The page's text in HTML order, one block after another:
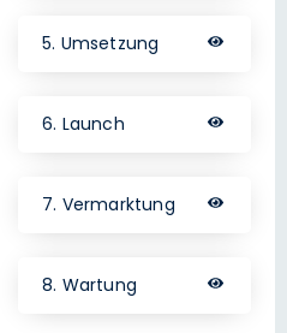
5. Umsetzung
6. Launch
7. Vermarktung
8. Wartung